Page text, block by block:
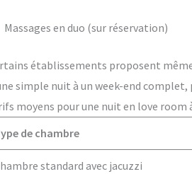
Massages en duo (sur réservation)
établissements proposent
simple nuit à un week-end
moyens pour une nuit en love room
de chambre
standard avec jacuzzi